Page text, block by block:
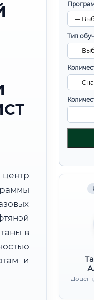
Тип
в
и